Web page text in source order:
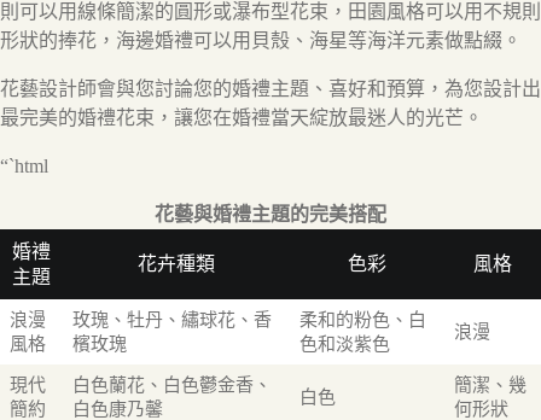
則可以用線條簡潔的圓形或瀑布型花束，田園風格可以用不規則
形狀的捧花，海邊婚禮可以用貝殼、海星等海洋元素做點綴。
花藝設計師會與您討論您的婚禮主題、喜好和預算，為您設計出
最完美的婚禮花束，讓您在婚禮當天綻放最迷人的光芒。
“`html
花藝與婚禮主題的完美搭配
婚禮
主題
花卉種類 色彩 風格
浪漫
風格
玫瑰、牡丹、繡球花、香
檳玫瑰
柔和的粉色、白
色和淡紫色
浪漫
現代
簡約
白色蘭花、白色鬱金香、
白色康乃馨
白色
簡潔、幾
何形狀